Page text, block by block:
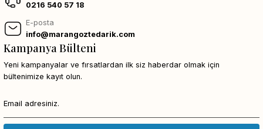
0216 540 57 18
E-posta
info@marangoztedarik.com
Kampanya Bülteni
Yeni kampanyalar ve fırsatlardan ilk siz haberdar olmak için
bültenimize kayıt olun.